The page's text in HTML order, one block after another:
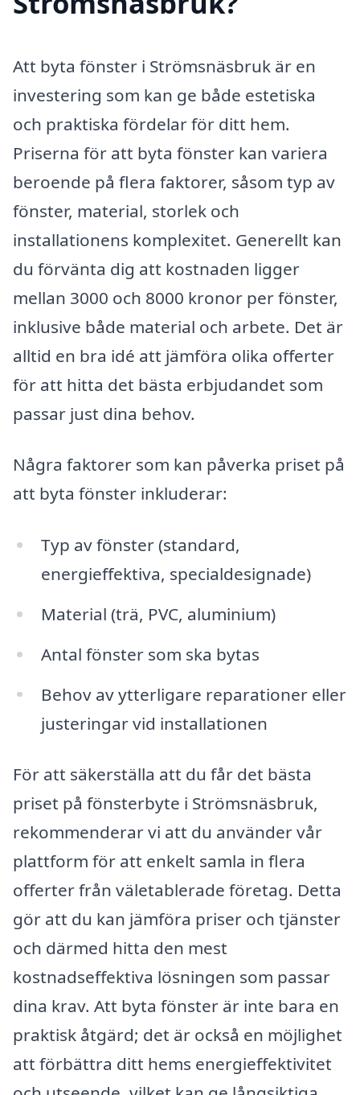
Att byta fönster i Strömsnäsbruk är en
investering som kan ge både estetiska
och praktiska fördelar för ditt hem.
Priserna för att byta fönster kan variera
beroende på flera faktorer, såsom typ av
fönster, material, storlek och
installationens komplexitet. Generellt kan
du förvänta dig att kostnaden ligger
mellan 3000 och 8000 kronor per fönster,
inklusive både material och arbete. Det är
alltid en bra idé att jämföra olika offerter
för att hitta det bästa erbjudandet som
passar just dina behov.
Några faktorer som kan påverka priset på
att byta fönster inkluderar:
Typ av fönster (standard,
energieffektiva, specialdesignade)
Material (trä, PVC, aluminium)
Antal fönster som ska bytas
Behov av ytterligare reparationer eller
justeringar vid installationen
För att säkerställa att du får det bästa
priset på fönsterbyte i Strömsnäsbruk,
rekommenderar vi att du använder vår
plattform för att enkelt samla in flera
offerter från väletablerade företag. Detta
gör att du kan jämföra priser och tjänster
och därmed hitta den mest
kostnadseffektiva lösningen som passar
dina krav. Att byta fönster är inte bara en
praktisk åtgärd; det är också en möjlighet
att förbättra ditt hems energieffektivitet